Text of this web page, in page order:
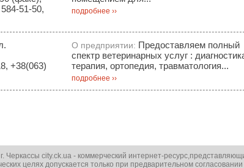
51-50,
подробнее ››
+38(063)
О предприятии: Предоставляем полный
спектр ветеринарных услуг :
терапия, ортопедия, травматология...
подробнее ››
city.ck.ua - коммерческий интернет-
целях допускается только при предварительном